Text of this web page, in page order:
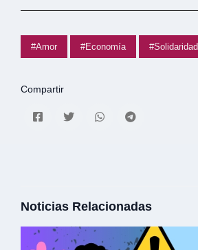
#Amor #Economía #Solidaridad
Compartir
Noticias Relacionadas